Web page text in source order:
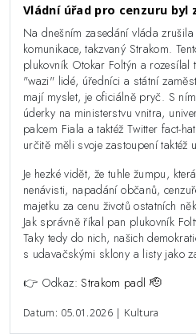
Vládní úřad pro cenzuru byl
Na dnešním zasedání vláda
komunikace, takzvaný Strakom.
plukovník Otokar Foltýn a rozesílal
"wazi" lidé, úředníci a státní
mají myslet, je oficiálně pryč. S
úderky na ministerstvu vnitra,
palcem Fiala a taktéž Twitter fact-
určitě měli svoje zastoupení taktéž
Je hezké vidět, že tuhle žumpu,
nenávisti, napadání občanů,
majetku za cenu životů ostatních
Jak správně říkal pan plukovník
Taky tedy do nich, našich
s udavačskými sklony a listy jako
👉 Odkaz:Strakom padl 🫡
Datum: 05.01.2026 | Kultura